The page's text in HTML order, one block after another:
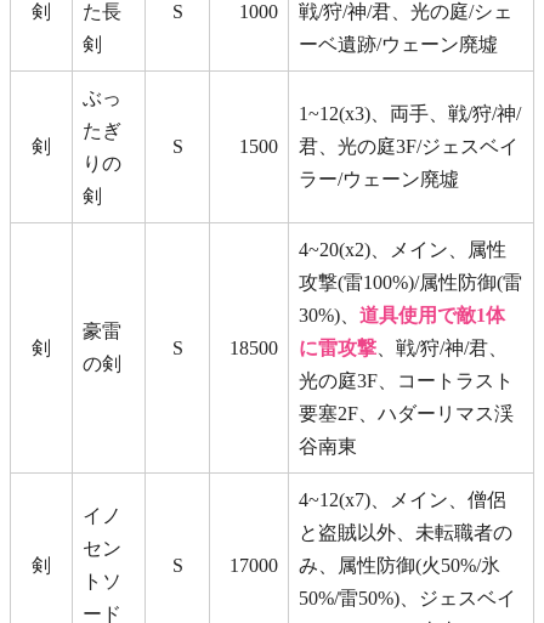
剣
た長
剣
S 1000
戦/狩/神/君、光の庭/シェ
ーベ遺跡/ウェーン廃墟
剣
ぶっ
たぎ
りの
剣
S 1500
1~12(x3)、両手、戦/狩/神/
君、光の庭3F/ジェスベイ
ラー/ウェーン廃墟
剣
豪雷
の剣
S 18500
4~20(x2)、メイン、属性
攻撃(雷100%)/属性防御(雷
30%)、 道具使用で敵1体
に雷攻撃、戦/狩/神/君、
光の庭3F、コートラスト
要塞2F、ハダーリマス渓
谷南東
剣
イノ
セン
トソ
ード
S 17000
4~12(x7)、メイン、僧侶
と盗賊以外、未転職者の
み、属性防御(火50%/氷
50%/雷50%)、ジェスベイ